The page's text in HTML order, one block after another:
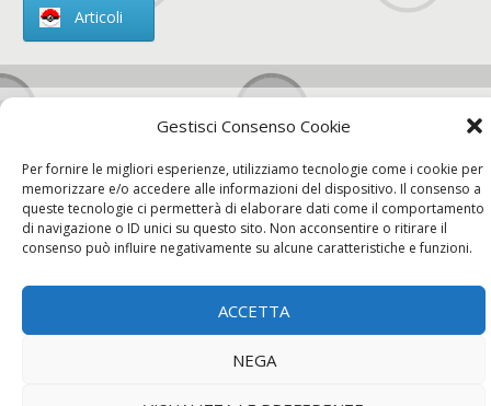
Gestisci Consenso Cookie
Per fornire le migliori esperienze, utilizziamo tecnologie come i cookie per
memorizzare e/o accedere alle informazioni del dispositivo. Il consenso a
queste tecnologie ci permetterà di elaborare dati come il comportamento
di navigazione o ID unici su questo sito. Non acconsentire o ritirare il
consenso può influire negativamente su alcune caratteristiche e funzioni.
ACCETTA
NEGA
Articoli
Chi siamo
Contatti